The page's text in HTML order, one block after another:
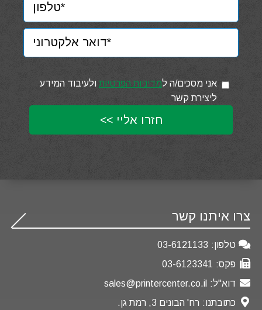
אני מסכים/ה למדיניות הפרטיות ולעיבוד המידע
ליצירת קשר
צרו איתנו קשר
טלפון: 03-6121133
פקס:
03-6123341
דוא"ל: sales@printercenter.co.il
כתובתנו: רח' הבונים 3, רמת גן.